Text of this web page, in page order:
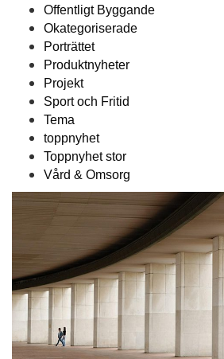
Offentligt Byggande
Okategoriserade
Porträttet
Produktnyheter
Projekt
Sport och Fritid
Tema
toppnyhet
Toppnyhet stor
Vård & Omsorg